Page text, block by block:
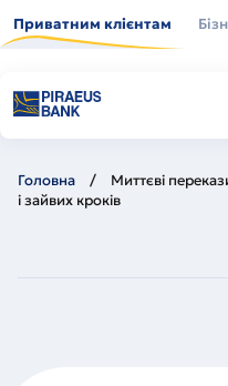
до
основного
Приватним клієнтам
Головна
Миттєві
і зайвих кроків